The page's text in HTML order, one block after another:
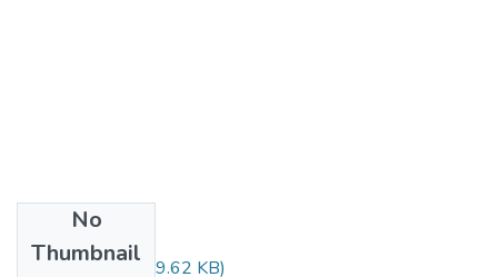
No
Thumbnail
Audiovisual.pdf(29.62 KB)